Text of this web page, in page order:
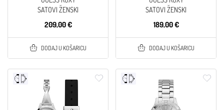
SATOVI ŽENSKI
209,00 €
DODAJ U KOŠARICU
SATOVI ŽENSKI
189,00 €
DODAJ U KOŠARICU